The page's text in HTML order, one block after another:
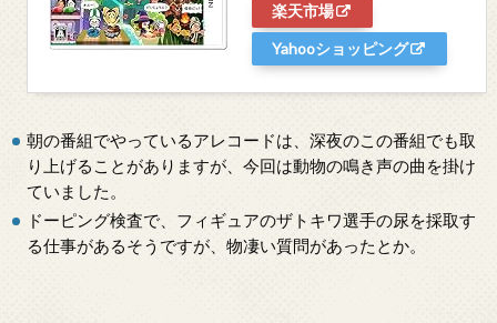
楽天市場
Yahooショッピング
朝の番組でやっているアレコードは、深夜のこの番組でも取
り上げることがありますが、今回は動物の鳴き声の曲を掛け
ていました。
ドーピング検査で、フィギュアのザトキワ選手の尿を採取す
る仕事があるそうですが、物凄い質問があったとか。